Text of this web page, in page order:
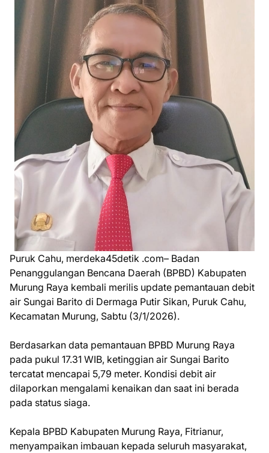
Puruk Cahu, merdeka45detik .com– Badan
Penanggulangan Bencana Daerah (BPBD) Kabupaten
Murung Raya kembali merilis update pemantauan debit
air Sungai Barito di Dermaga Putir Sikan, Puruk Cahu,
Kecamatan Murung, Sabtu (3/1/2026).
Berdasarkan data pemantauan BPBD Murung Raya
pada pukul 17.31 WIB, ketinggian air Sungai Barito
tercatat mencapai 5,79 meter. Kondisi debit air
dilaporkan mengalami kenaikan dan saat ini berada
pada status siaga.
Kepala BPBD Kabupaten Murung Raya, Fitrianur,
menyampaikan imbauan kepada seluruh masyarakat,